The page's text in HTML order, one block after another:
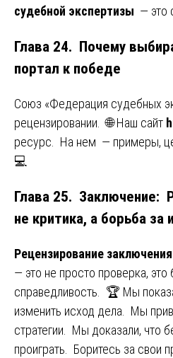
судебной экспертизы — это
Глава 24. Почему
портал к победе
Союз «Федерация судебных
рецензировании. 🌐 Наш сайт
ресурс. На нем — примеры,
💻
Глава 25. Заключение:
не критика, а борьба за
Рецензирование
— это не просто проверка, это
справедливость. 🏆 Мы
изменить исход дела. Мы
стратегии. Мы доказали, что
проиграть. Боритесь за свои